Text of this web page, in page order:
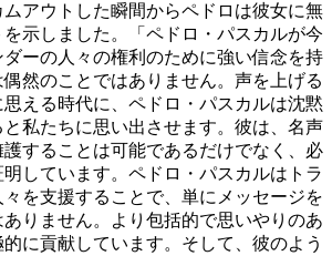
アウトした瞬間からペドロは彼女に無
示しました。「ペドロ・パスカルが今
ダーの人々の権利のために強い信念を持
然のことではありません。声を上げる
える時代に、ペドロ・パスカルは沈黙
私たちに思い出させます。彼は、名声
することは可能であるだけでなく、必
しています。ペドロ・パスカルはトラ
を支援することで、単にメッセージを
りません。より包括的で思いやりのあ
に貢献しています。そして、彼のよう